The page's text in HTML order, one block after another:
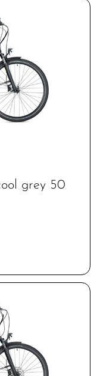
grey 50